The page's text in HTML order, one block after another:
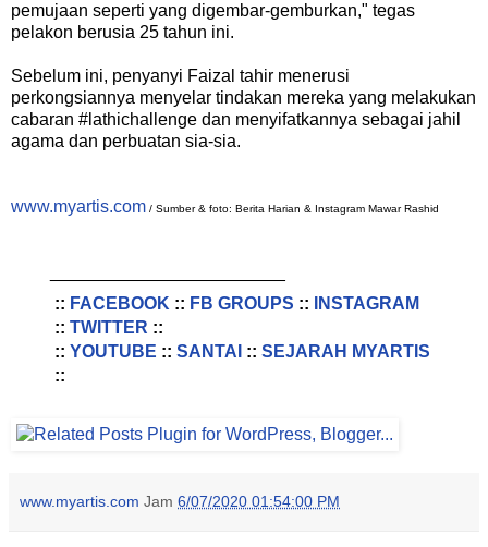
pemujaan seperti yang digembar-gemburkan," tegas
pelakon berusia 25 tahun ini.
Sebelum ini, penyanyi Faizal tahir menerusi
perkongsiannya menyelar tindakan mereka yang melakukan
cabaran #lathichallenge dan menyifatkannya sebagai jahil
agama dan perbuatan sia-sia.
www.myartis.com / Sumber & foto: Berita Harian & Instagram Mawar Rashid
:: FACEBOOK :: FB GROUPS ::
INSTAGRAM
:: TWITTER ::
:: YOUTUBE :: SANTAI :: SEJARAH MYARTIS
::
www.myartis.com Jam 6/07/2020 01:54:00 PM